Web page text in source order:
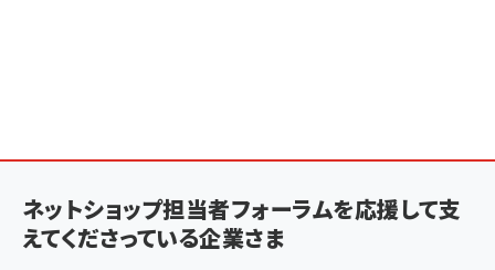
￥1,980
スペシャルエディション[王道エンタメの矜持／
BTS]
￥1,100
￥2,200
ネットショップ担当者フォーラムを応援して支
えてくださっている企業さま